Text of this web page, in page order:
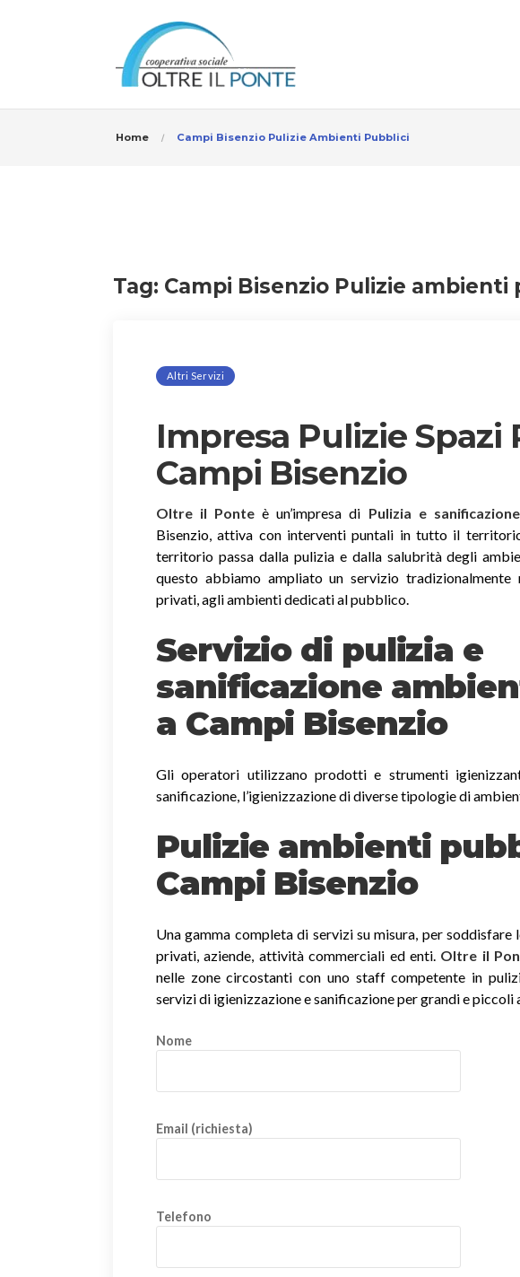
Home Campi Bisenzio Pulizie Ambienti Pubblici
Tag: Campi Bisenzio Pulizie ambienti
Altri Servizi
Impresa Pulizie Spazi
Campi Bisenzio
Oltre il Ponte è un’impresa di Pulizia e
Bisenzio, attiva con interventi puntali in tutto il
territorio passa dalla pulizia e dalla salubrità degli
questo abbiamo ampliato un servizio
privati, agli ambienti dedicati al pubblico.
Servizio di pulizia e
sanificazione
a Campi Bisenzio
Gli operatori utilizzano prodotti e strumenti
sanificazione, l’igienizzazione di diverse tipologie di
Pulizie ambienti
Campi Bisenzio
Una gamma completa di servizi su misura, per
privati, aziende, attività commerciali ed enti. Oltre il
nelle zone circostanti con uno staff competente in
servizi di igienizzazione e sanificazione per grandi e piccoli
Nome
Email (richiesta)
Telefono